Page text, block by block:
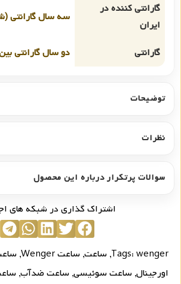
گارانتی کننده در
ایران
سه سال گارانتی
گارانتی دو سال گارانتی
توضیحات
نظرات
سوالات پرتکرار درباره این محصول
اشتراک گذاری در شبکه های
Tags: wenger
, ساعت, ساعت Wenger ,
اورجینال, ساعت سوئیسی, ساعت ضدآب,